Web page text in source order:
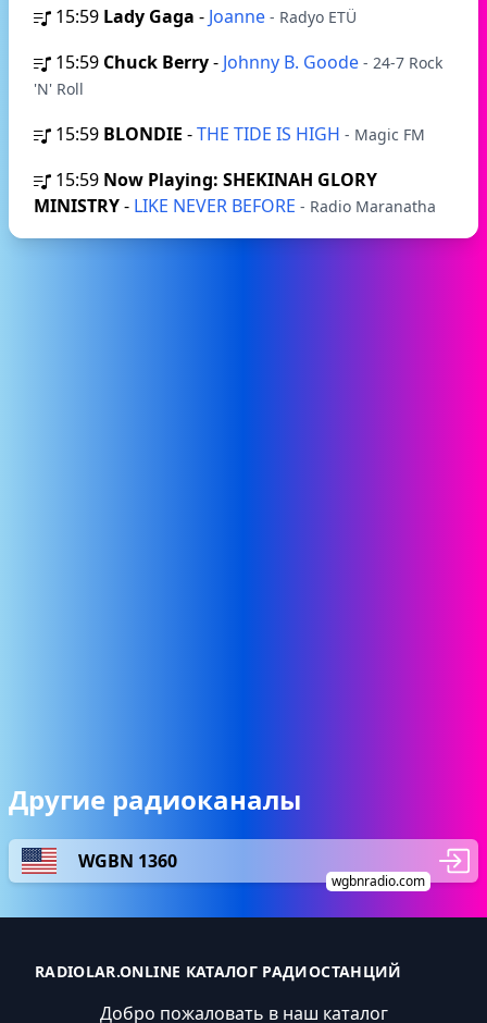
15:59 Lady Gaga - Joanne - Radyo ETÜ
15:59 Chuck Berry- Johnny B. Goode - 24-7 Rock
'N' Roll
15:59 BLONDIE -THE TIDE IS HIGH - Magic FM
15:59 Now Playing: SHEKINAH GLORY
MINISTRY- LIKE NEVER BEFORE - Radio Maranatha
Другие радиоканалы
WGBN 1360
wgbnradio.com
RADIOLAR.ONLINE КАТАЛОГ РАДИОСТАНЦИЙ
Добро пожаловать в наш каталог